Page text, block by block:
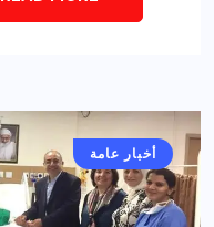
أخبار عامة